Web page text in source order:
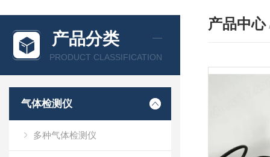
产品分类
PRODUCT CLASSIFICATION
气体检测仪
多种气体检测仪
产品中心